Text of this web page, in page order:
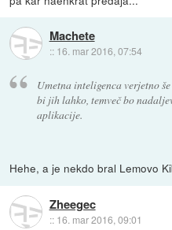
Machete
:: 16. mar 2016, 07:54
Umetna inteligenca verjetno
bi jih lahko, temveč bo
aplikacije.
Hehe, a je nekdo bral Lemovo
Zheegec
:: 16. mar 2016, 09:01